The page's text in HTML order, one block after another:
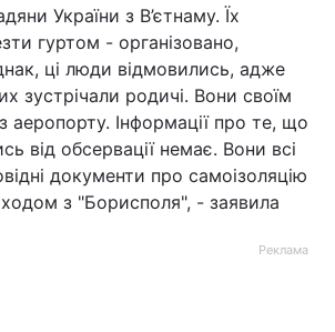
України з В’єтнаму. Їх
гуртом - організовано,
ці люди відмовились, адже
зустрічали родичі. Вони своїм
аеропорту. Інформації про те, що
від обсервації немає. Вони всі
документи про самоізоляцію
ходом з "Борисполя", - заявила
Реклама